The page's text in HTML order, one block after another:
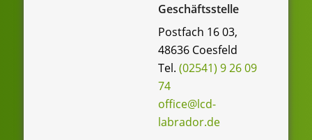
Geschäftsstelle
Postfach 16 03,
48636 Coesfeld
Tel. (02541) 9 26 09
74
office@lcd-
labrador.de